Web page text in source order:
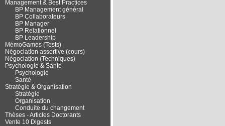
Management & Best Practices
BP Management général
BP Collaborateurs
BP Manager
BP Relationnel
BP Leadership
MémoGames (Tests)
Négociation assertive (cours)
Négociation (Techniques)
Psychologie & Santé
Psychologie
Santé
Stratégie & Organisation
Stratégie
Organisation
Conduite du changement
Thèses - Articles Doctorants
Vente 10 Digests